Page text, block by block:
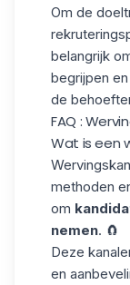
Om de
belangrijk
begrijpen
de
FAQ :
Wat is een
methoden
om
nemen. 🧲
Deze
en